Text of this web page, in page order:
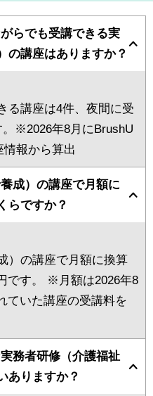
らでも受講できる実
の講座はありますか？
る講座は4件、夜間に受
※2026年8月にBrushU
報から算出
成）の講座で月額に
らですか？
）の講座で月額に換算
です。 ※月額は2026年8
ていた講座の受講料を
務者研修（介護福祉
ありますか？